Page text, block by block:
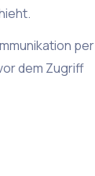
per
dem Zugriff